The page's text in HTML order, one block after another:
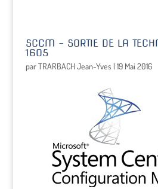
SCCM – SORTIE DE LA
1605
parTRARBACH Jean-Yves | 19 Mai 2016